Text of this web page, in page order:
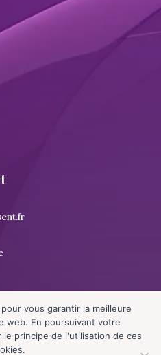
vous garantir la meilleure
web. En poursuivant votre
principe de l'utilisation de ces